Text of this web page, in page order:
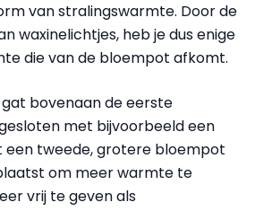
van stralingswarmte. Door de
waxinelichtjes, heb je dus enige
die van de bloempot afkomt.
bovenaan de eerste
met bijvoorbeeld een
een tweede, grotere bloempot
om meer warmte te
vrij te geven als